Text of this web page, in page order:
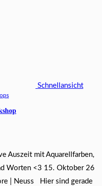
Schnellansicht
Auszeit mit Aquarellfarben,
Worten <3 15. Oktober 26
| Neuss Hier sind gerade